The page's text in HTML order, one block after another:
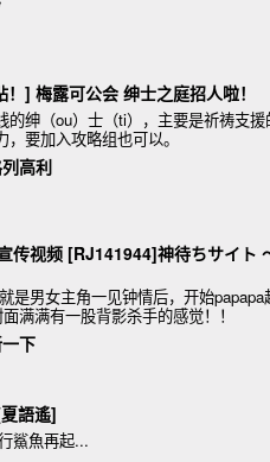
] 梅露可公会 绅士之庭招人啦！
的绅（ou）士（ti），主要是祈祷支援
要加入攻略组也可以。
高利
传视频 [RJ141944]神待ちサイト
就是男女主角一见钟情后，开始papapa
满满有一股背影杀手的感觉！！
下
語遙]
鯊魚再起...